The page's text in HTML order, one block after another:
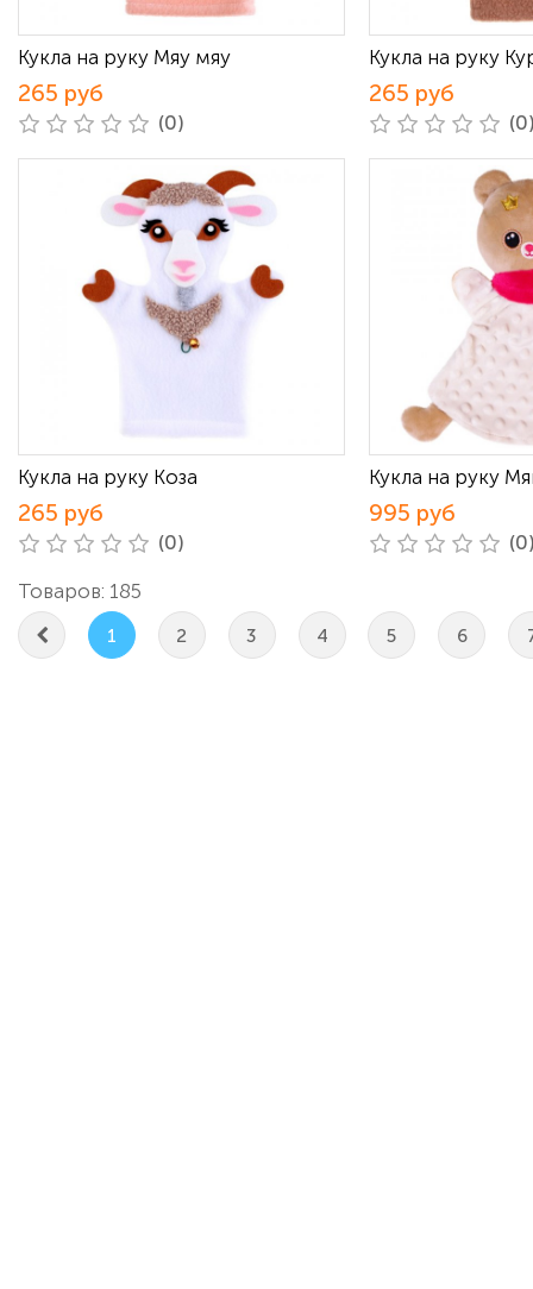
Кукла на руку Мяу мяу
265 руб
(0)
Кукла на руку
265 руб
Кукла на руку Коза
265 руб
(0)
Кукла на руку
995 руб
Товаров: 185
1 2 3 4 5 6